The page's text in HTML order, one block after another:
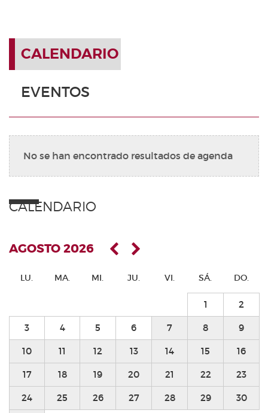
CALENDARIO
EVENTOS
No se han encontrado resultados de agenda
CALENDARIO
AGOSTO 2026
LU. MA. MI. JU. VI. SÁ. DO.
1 2
3 4 5 6 7 8 9
10 11 12 13 14 15 16
17 18 19 20 21 22 23
24 25 26 27 28 29 30